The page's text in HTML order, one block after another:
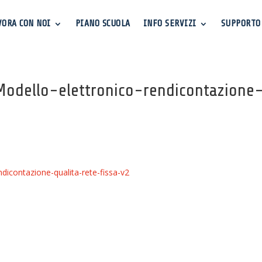
CON NOI PIANO SCUOLA INFO SERVIZI SUPPORTO
elettronico-
qualita-rete-fissa-v2